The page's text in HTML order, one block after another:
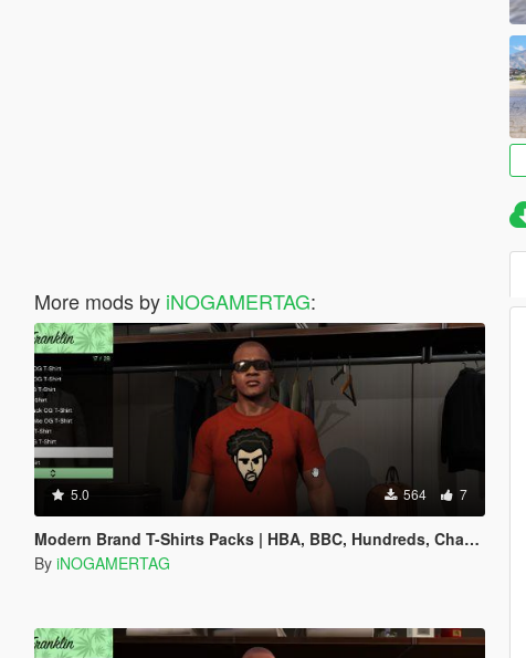
More mods by iNOGAMERTAG:
5.0 564 7
Modern Brand T-Shirts Packs | HBA, BBC, Hundreds, Chanel & More
By iNOGAMERTAG